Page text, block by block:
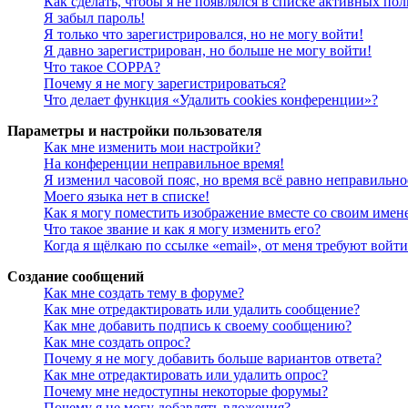
Я забыл пароль!
Я только что зарегистрировался, но не могу войти!
Я давно зарегистрирован, но больше не могу войти!
Что такое COPPA?
Почему я не могу зарегистрироваться?
Что делает функция «Удалить cookies конференции»?
Параметры и настройки пользователя
Как мне изменить мои настройки?
На конференции неправильное время!
Я изменил часовой пояс, но время всё равно
Моего языка нет в списке!
Как я могу поместить изображение вместе со своим
Что такое звание и как я могу изменить его?
Когда я щёлкаю по ссылке «email», от меня требуют
Создание сообщений
Как мне создать тему в форуме?
Как мне отредактировать или удалить сообщение?
Как мне добавить подпись к своему сообщению?
Как мне создать опрос?
Почему я не могу добавить больше вариантов ответа?
Как мне отредактировать или удалить опрос?
Почему мне недоступны некоторые форумы?